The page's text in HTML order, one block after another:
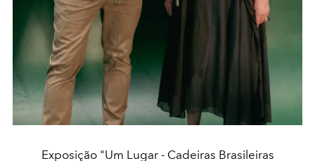
Exposição "Um Lugar - Cadeiras Brasileiras